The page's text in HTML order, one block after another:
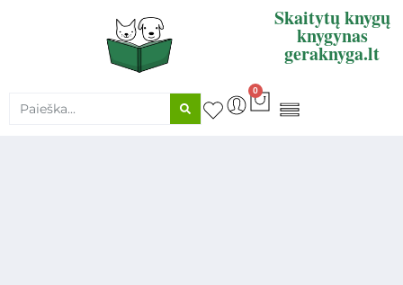
Skaitytų knygų
knygynas
geraknyga.lt
0